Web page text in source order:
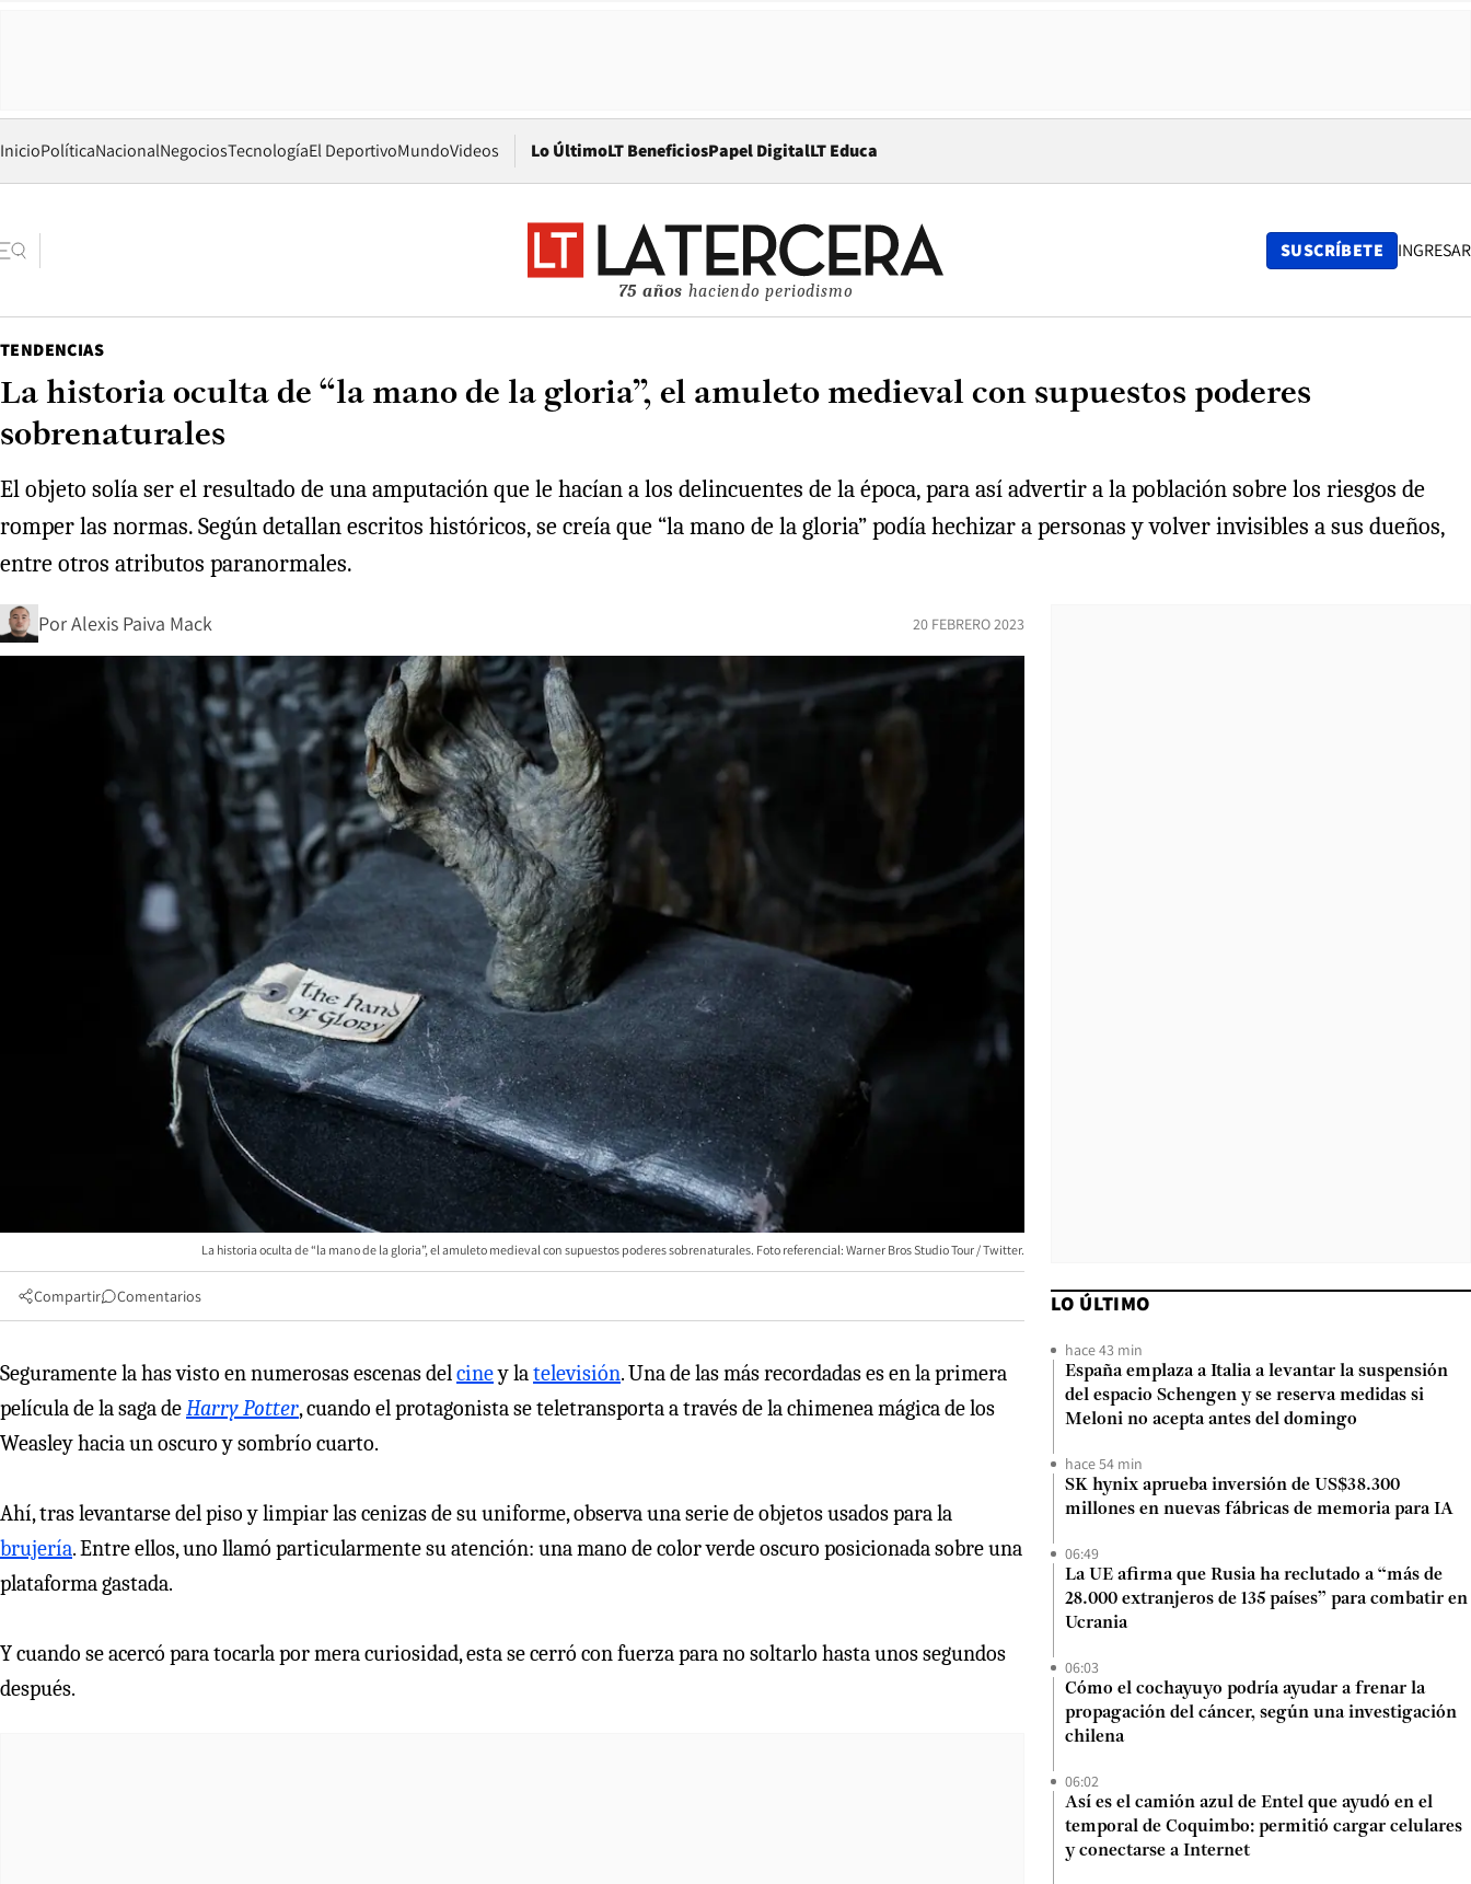
InicioPolíticaNacionalNegociosTecnologíaEl DeportivoMundoVideos Lo ÚltimoLT BeneficiosPapel DigitalOpens in new window
LT Educa
75 años haciendo periodismo
SUSCRÍBETE INGRESAR
TENDENCIAS
La historia oculta de “la mano de la gloria”, el amuleto medieval con supuestos poderes
sobrenaturales
El objeto solía ser el resultado de una amputación que le hacían a los delincuentes de la época, para así advertir a la población sobre los riesgos de
romper las normas. Según detallan escritos históricos, se creía que “la mano de la gloria” podía hechizar a personas y volver invisibles a sus dueños,
entre otros atributos paranormales.
PorAlexis Paiva Mack 20 FEBRERO 2023
La historia oculta de “la mano de la gloria”, el amuleto medieval con supuestos poderes sobrenaturales. Foto referencial: Warner Bros Studio Tour / Twitter.
Compartir Comentarios
Seguramente la has visto en numerosas escenas delciney latelevisión. Una de las más recordadas es en la primera
película de la saga deHarry Potter, cuando el protagonista se teletransporta a través de la chimenea mágica de los
Weasley hacia un oscuro y sombrío cuarto.
Ahí, tras levantarse del piso y limpiar las cenizas de su uniforme, observa una serie de objetos usados para la
brujería. Entre ellos, uno llamó particularmente su atención: una mano de color verde oscuro posicionada sobre una
plataforma gastada.
Y cuando se acercó para tocarla por mera curiosidad, esta se cerró con fuerza para no soltarlo hasta unos segundos
después.
LO ÚLTIMO
hace 43 min
España emplaza a Italia a levantar la suspensión
del espacio Schengen y se reserva medidas si
Meloni no acepta antes del domingo
hace 54 min
SK hynix aprueba inversión de US$38.300
millones en nuevas fábricas de memoria para IA
06:49
La UE afirma que Rusia ha reclutado a “más de
28.000 extranjeros de 135 países” para combatir en
Ucrania
06:03
Cómo el cochayuyo podría ayudar a frenar la
propagación del cáncer, según una investigación
chilena
06:02
Así es el camión azul de Entel que ayudó en el
temporal de Coquimbo: permitió cargar celulares
y conectarse a Internet